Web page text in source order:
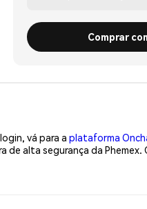
Comprar
vá para a plataforma
alta segurança da Phemex.